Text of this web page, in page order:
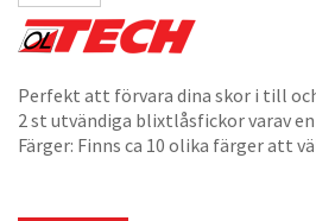
Perfekt att förvara dina skor i till
2 st utvändiga blixtlåsfickor varav
Färger: Finns ca 10 olika färger att